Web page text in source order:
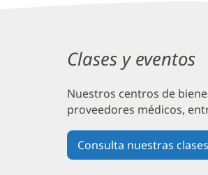
Wellness
Clases y eventos
Nuestros centros de
proveedores médicos,
Consulta nuestras